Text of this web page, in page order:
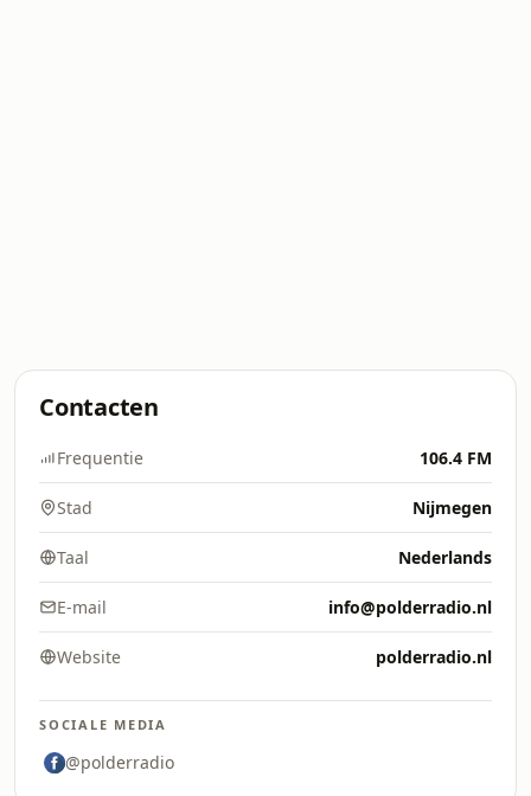
Contacten
Frequentie 106.4 FM
Stad Nijmegen
Taal Nederlands
E-mail info@polderradio.nl
Website polderradio.nl
SOCIALE MEDIA
@polderradio